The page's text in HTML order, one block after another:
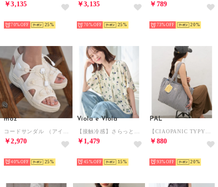
￥3,135
70% 25
￥3,135
70% 25
￥789
73% 20
moz
コードサンダル （アイボリー）
￥2,970
40% 25
Viola e Viola
【接触冷感】さらっと涼感フレアスリーブブラウス
￥1,479
45% 15
PAL
【CIAOPANIC TYPY】A4サイズ収納可能マルチストライプパイルトート （offwhite）
￥880
93% 20